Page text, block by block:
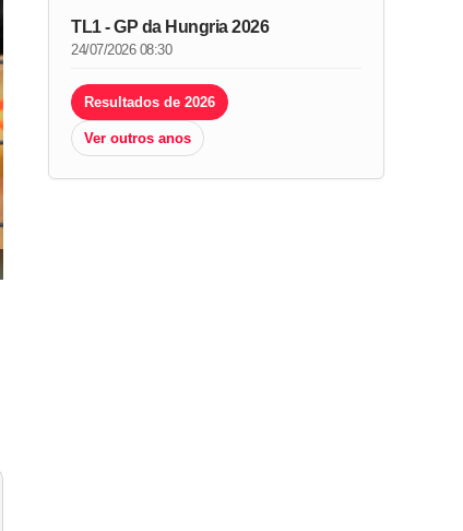
TL1 - GP da Hungria 2026
24/07/2026 08:30
Resultados de 2026
Ver outros anos